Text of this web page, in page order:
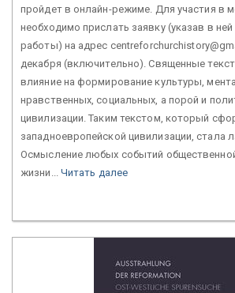
пройдет в онлайн-режиме. Для участия в
необходимо прислать заявку (указав в
работы) на адрес
декабря (включительно). Священные
влияние на формирование культуры,
нравственных, социальных, а порой и
цивилизации. Таким текстом, который
западноевропейской цивилизации, стала
Осмысление любых событий
жизни... Читать далее